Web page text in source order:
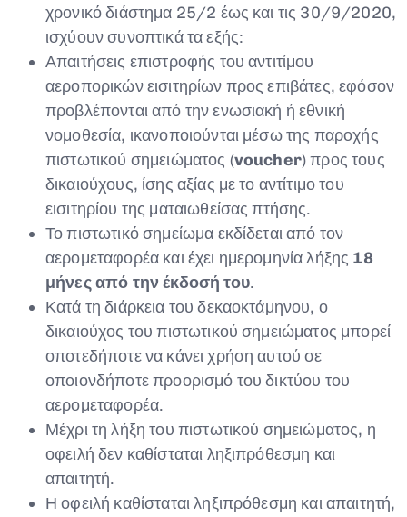
χρονικό διάστημα ‪25/2‬ έως και τις ‪30/9/2020‬,
ισχύουν συνοπτικά τα εξής:
Απαιτήσεις επιστροφής του αντιτίμου
αεροπορικών εισιτηρίων προς επιβάτες, εφόσον
προβλέπονται από την ενωσιακή ή εθνική
νομοθεσία, ικανοποιούνται μέσω της παροχής
πιστωτικού σημειώματος (voucher) προς τους
δικαιούχους, ίσης αξίας με το αντίτιμο του
εισιτηρίου της ματαιωθείσας πτήσης.
Το πιστωτικό σημείωμα εκδίδεται από τον
αερομεταφορέα και έχει ημερομηνία λήξης 18
μήνες από την έκδοσή του.
Κατά τη διάρκεια του δεκαοκτάμηνου, ο
δικαιούχος του πιστωτικού σημειώματος μπορεί
οποτεδήποτε να κάνει χρήση αυτού σε
οποιονδήποτε προορισμό του δικτύου του
αερομεταφορέα.
Μέχρι τη λήξη του πιστωτικού σημειώματος, η
οφειλή δεν καθίσταται ληξιπρόθεσμη και
απαιτητή.
Η οφειλή καθίσταται ληξιπρόθεσμη και απαιτητή,